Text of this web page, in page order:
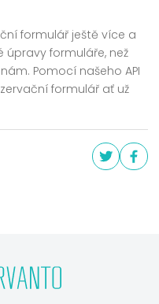
formulář ještě více a
úpravy formuláře, než
nám. Pomocí našeho API
formulář ať už